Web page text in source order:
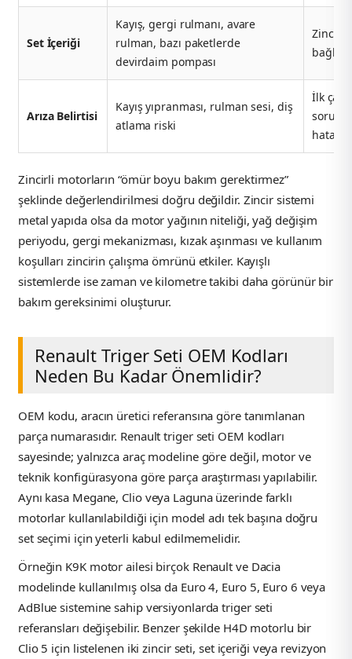
Set İçeriği
Kayış, gergi rulmanı, avare
rulman, bazı paketlerde
devirdaim pompası
Zincir,
Arıza Belirtisi
Kayış yıpranması, rulman sesi, diş
atlama riski
İlk
hatası
Zincirli motorların “ömür boyu bakım gerektirmez”
şeklinde değerlendirilmesi doğru değildir. Zincir sistemi
metal yapıda olsa da motor yağının niteliği, yağ değişim
periyodu, gergi mekanizması, kızak aşınması ve kullanım
koşulları zincirin çalışma ömrünü etkiler. Kayışlı
sistemlerde ise zaman ve kilometre takibi daha görünür bir
bakım gereksinimi oluşturur.
Renault Triger Seti OEM Kodları
Neden Bu Kadar Önemlidir?
OEM kodu, aracın üretici referansına göre tanımlanan
parça numarasıdır. Renault triger seti OEM kodları
sayesinde; yalnızca araç modeline göre değil, motor ve
teknik konfigürasyona göre parça araştırması yapılabilir.
Aynı kasa Megane, Clio veya Laguna üzerinde farklı
motorlar kullanılabildiği için model adı tek başına doğru
set seçimi için yeterli kabul edilmemelidir.
Örneğin K9K motor ailesi birçok Renault ve Dacia
modelinde kullanılmış olsa da Euro 4, Euro 5, Euro 6 veya
AdBlue sistemine sahip versiyonlarda triger seti
referansları değişebilir. Benzer şekilde H4D motorlu bir
Clio 5 için listelenen iki zincir seti, set içeriği veya revizyon